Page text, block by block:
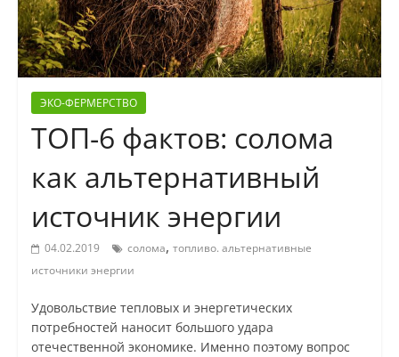
ЭКО-ФЕРМЕРСТВО
ТОП-6 фактов: солома
как альтернативный
источник энергии
04.02.2019 солома, топливо. альтернативные
источники энергии
Удовольствие тепловых и энергетических
потребностей наносит большого удара
отечественной экономике. Именно поэтому вопрос